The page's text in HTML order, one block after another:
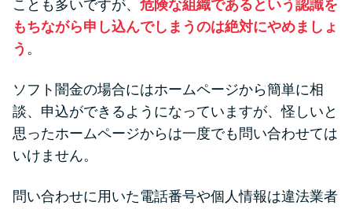
ことも多いですが、 危険な組織であるという認識を
もちながら申し込んでしまうのは絶対にやめましょ
う 。
ソフト闇金の場合にはホームページから簡単に相
談、申込ができるようになっていますが、怪しいと
思ったホームページからは一度でも問い合わせては
いけません。
問い合わせに用いた電話番号や個人情報は違法業者